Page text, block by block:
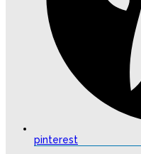
pinterest